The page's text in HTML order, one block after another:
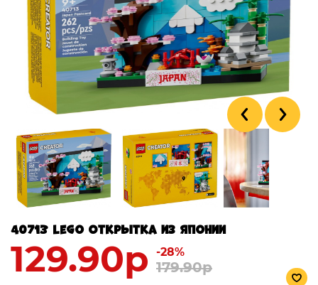
40713 Lego Открытка из Японии
129.90р -28%
179.90р